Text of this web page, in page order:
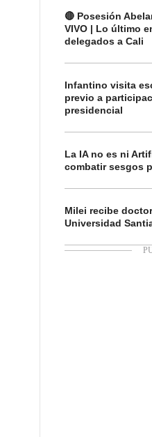
🔴 Posesión
VIVO | Lo último
delegados a Cali
Infantino visita
previo a
presidencial
La IA no es ni
combatir sesgos
Milei recibe
Universidad